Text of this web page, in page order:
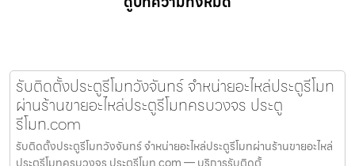
รับติดตั้งประตูรีโมทวังจันทร์ จำหน่ายอะไหล่ประตูรีโมท
ผ่านร้านขายอะไหล่ประตูรีโมทครบวงจร ประตู
รีโมท.com
รับติดตั้งประตูรีโมทวังจันทร์ จำหน่ายอะไหล่ประตูรีโมทผ่านร้านขายอะไหล่